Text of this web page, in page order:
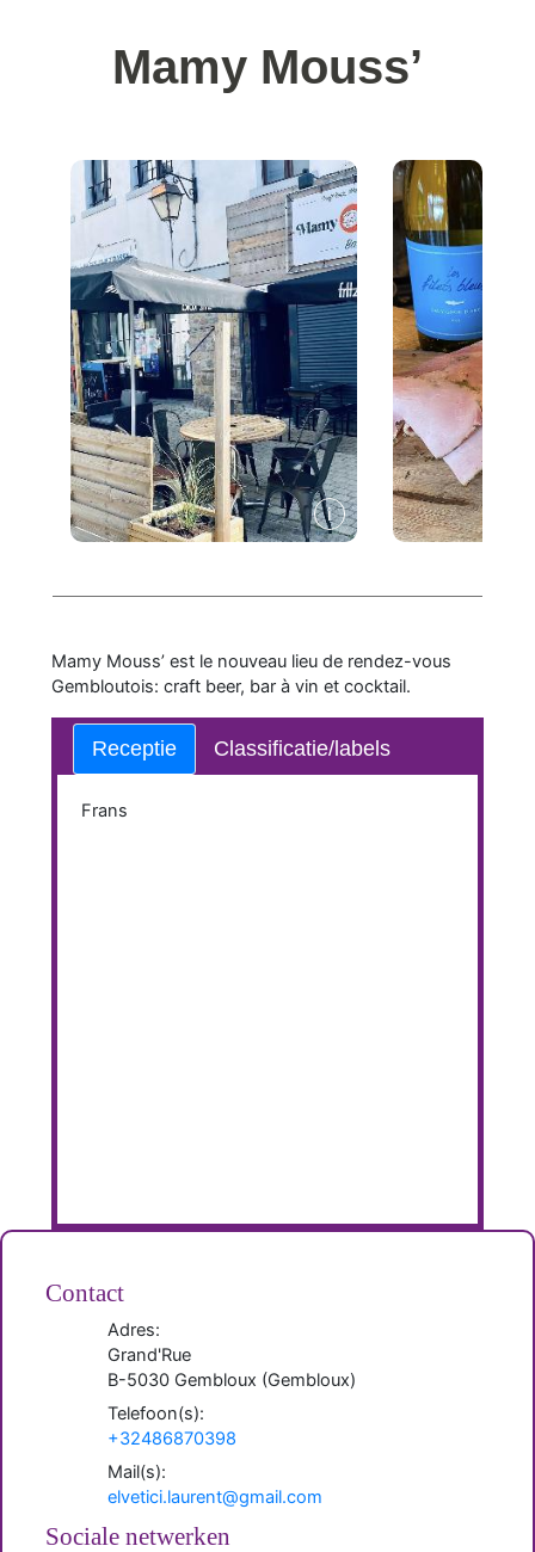
Mamy Mouss’
Contact
Adres:
Grand'Rue
B-5030 Gembloux (Gembloux)
Telefoon(s):
+32486870398
Mail(s):
elvetici.laurent@gmail.com
Sociale netwerken
Mamy Mouss’ est le nouveau lieu de rendez-vous
Gembloutois: craft beer, bar à vin et cocktail.
Receptie Classificatie/labels
Frans